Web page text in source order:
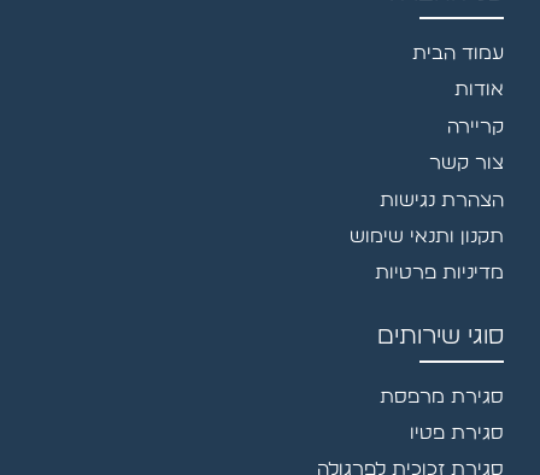
עמוד הבית
אודות
קריירה
צור קשר
הצהרת נגישות
תקנון ותנאי שימוש
מדיניות פרטיות
סוגי שירותים
סגירת מרפסת
סגירת פטיו
סגירת זכוכית לפרגולה